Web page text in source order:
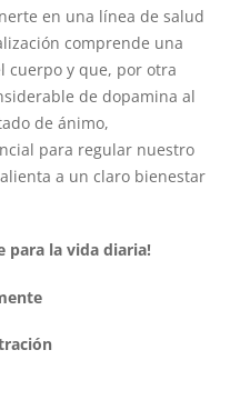
en una línea de salud
comprende una
cuerpo y que, por otra
de dopamina al
de ánimo,
para regular nuestro
a un claro bienestar
para la vida diaria!